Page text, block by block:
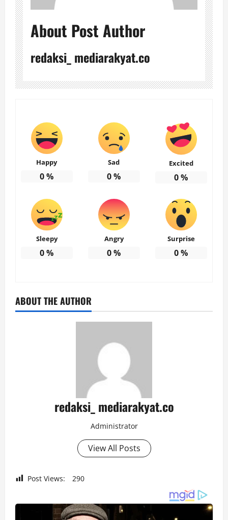
About Post Author
redaksi_ mediarakyat.co
Happy
0%
Sad
0%
Excited
0%
Sleepy
0%
Angry
0%
Surprise
0%
ABOUT THE AUTHOR
redaksi_ mediarakyat.co
Administrator
View All Posts
Post Views: 290